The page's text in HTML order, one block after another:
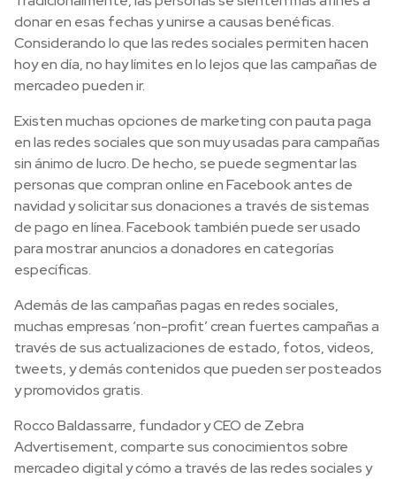
donar en esas fechas y unirse a causas benéficas.
Considerando lo que las redes sociales permiten hacen
hoy en día, no hay límites en lo lejos que las campañas de
mercadeo pueden ir.
Existen muchas opciones de marketing con pauta paga
en las redes sociales que son muy usadas para campañas
sin ánimo de lucro. De hecho, se puede segmentar las
personas que compran online en Facebook antes de
navidad y solicitar sus donaciones a través de sistemas
de pago en línea. Facebook también puede ser usado
para mostrar anuncios a donadores en categorías
específicas.
Además de las campañas pagas en redes sociales,
muchas empresas ‘non-profit’ crean fuertes campañas a
través de sus actualizaciones de estado, fotos, videos,
tweets, y demás contenidos que pueden ser posteados
y promovidos gratis.
Rocco Baldassarre, fundador y CEO de Zebra
Advertisement, comparte sus conocimientos sobre
mercadeo digital y cómo a través de las redes sociales y